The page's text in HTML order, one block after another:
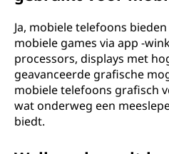
Ja, mobiele telefoons
mobiele games via app -
processors, displays met
geavanceerde grafische
mobiele telefoons grafisch
wat onderweg een
biedt.